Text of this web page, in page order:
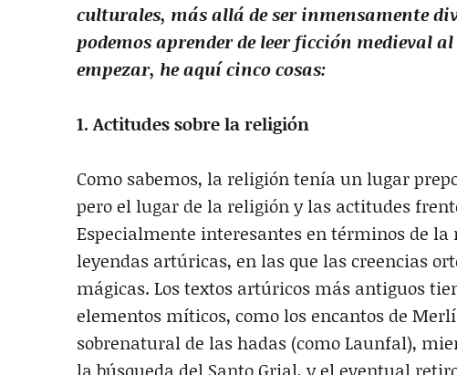
culturales, más allá de ser inmensamente
podemos aprender de leer ficción medieval
empezar, he aquí cinco cosas:
1. Actitudes sobre la religión
Como sabemos, la religión tenía un lugar
pero el lugar de la religión y las actitudes
Especialmente interesantes en términos de
leyendas artúricas, en las que las creencias
mágicas. Los textos artúricos más antiguos
elementos míticos, como los encantos de
sobrenatural de las hadas (como Launfal),
la búsqueda del Santo Grial, y el eventual